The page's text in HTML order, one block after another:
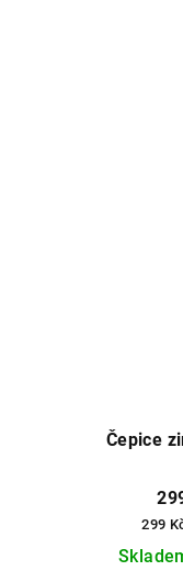
Čepice
Měrná
cena:
299